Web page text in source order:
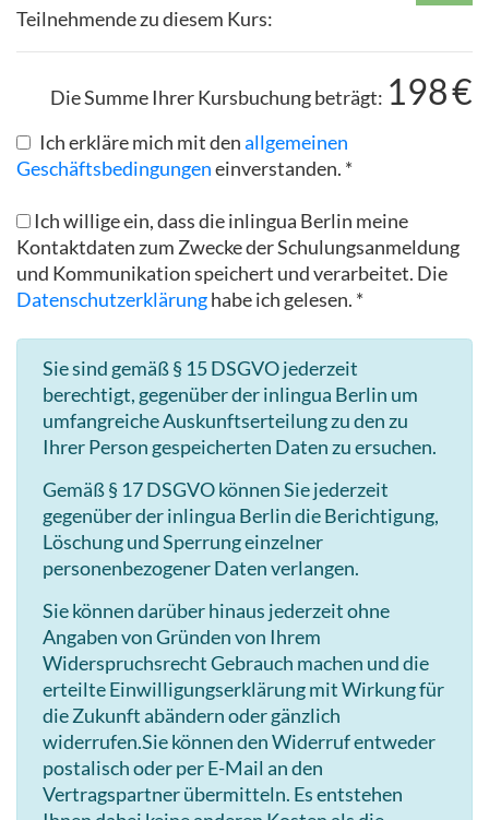
Teilnehmende zu diesem Kurs:
Die Summe Ihrer Kursbuchung beträgt: 198€
Ich erkläre mich mit denallgemeinen
Geschäftsbedingungeneinverstanden. *
Ich willige ein, dass die inlingua Berlin meine
Kontaktdaten zum Zwecke der Schulungsanmeldung
und Kommunikation speichert und verarbeitet. Die
Datenschutzerklärunghabe ich gelesen. *
Sie sind gemäß § 15 DSGVO jederzeit
berechtigt, gegenüber der inlingua Berlin um
umfangreiche Auskunftserteilung zu den zu
Ihrer Person gespeicherten Daten zu ersuchen.
Gemäß § 17 DSGVO können Sie jederzeit
gegenüber der inlingua Berlin die Berichtigung,
Löschung und Sperrung einzelner
personenbezogener Daten verlangen.
Sie können darüber hinaus jederzeit ohne
Angaben von Gründen von Ihrem
Widerspruchsrecht Gebrauch machen und die
erteilte Einwilligungserklärung mit Wirkung für
die Zukunft abändern oder gänzlich
widerrufen.Sie können den Widerruf entweder
postalisch oder per E-Mail an den
Vertragspartner übermitteln. Es entstehen